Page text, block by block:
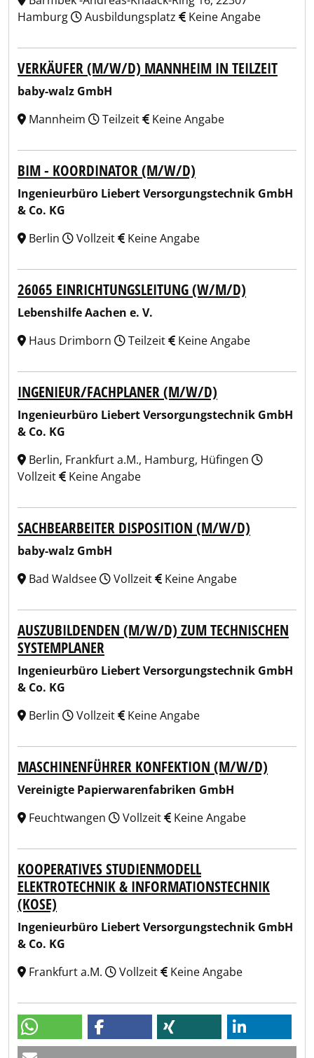
Hamburg
Ausbildungsplatz Keine Angabe
VERKÄUFER (M/W/D) MANNHEIM IN TEILZEIT
baby-walz GmbH
Mannheim
Teilzeit Keine Angabe
BIM - KOORDINATOR (M/W/D)
Ingenieurbüro Liebert Versorgungstechnik GmbH
& Co. KG
Berlin
Vollzeit Keine Angabe
26065 EINRICHTUNGSLEITUNG (W/M/D)
Lebenshilfe Aachen e. V.
Haus Drimborn
Teilzeit Keine Angabe
INGENIEUR/FACHPLANER (M/W/D)
Ingenieurbüro Liebert Versorgungstechnik GmbH
& Co. KG
Berlin, Frankfurt a.M., Hamburg, Hüfingen
Vollzeit
Keine Angabe
SACHBEARBEITER DISPOSITION (M/W/D)
baby-walz GmbH
Bad Waldsee
Vollzeit Keine Angabe
AUSZUBILDENDEN (M/W/D) ZUM TECHNISCHEN
SYSTEMPLANER
Ingenieurbüro Liebert Versorgungstechnik GmbH
& Co. KG
Berlin
Vollzeit Keine Angabe
MASCHINENFÜHRER KONFEKTION (M/W/D)
Vereinigte Papierwarenfabriken GmbH
Feuchtwangen
Vollzeit Keine Angabe
KOOPERATIVES STUDIENMODELL
ELEKTROTECHNIK & INFORMATIONSTECHNIK
(KOSE)
Ingenieurbüro Liebert Versorgungstechnik GmbH
& Co. KG
Frankfurt a.M.
Vollzeit Keine Angabe